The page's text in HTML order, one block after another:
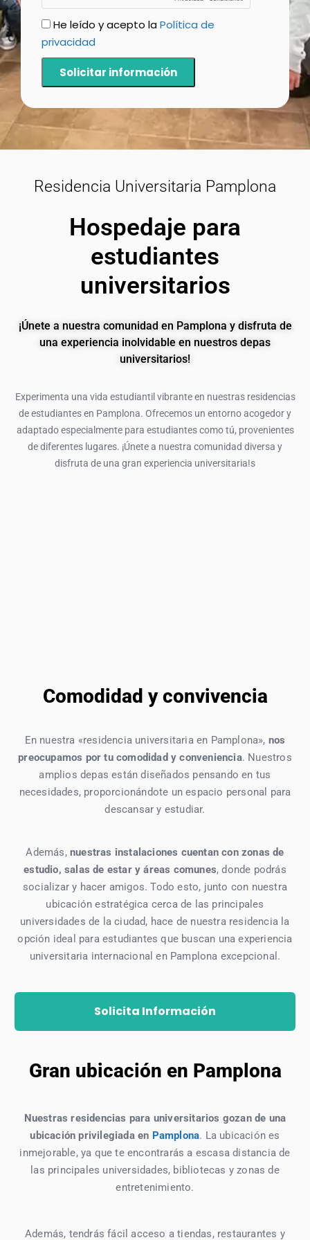
He leído y acepto laPolítica de
privacidad
Solicitar información
Residencia Universitaria Pamplona
Hospedaje para
estudiantes
universitarios
¡Únete a nuestra comunidad en Pamplona y disfruta de
una experiencia inolvidable en nuestros depas
universitarios!
Experimenta una vida estudiantil vibrante en nuestras residencias
de estudiantes en Pamplona. Ofrecemos un entorno acogedor y
adaptado especialmente para estudiantes como tú, provenientes
de diferentes lugares. ¡Únete a nuestra comunidad diversa y
disfruta de una gran experiencia universitaria!s
Comodidad y convivencia
En nuestra «residencia universitaria en Pamplona», nos
preocupamos por tu comodidad y conveniencia. Nuestros
amplios depas están diseñados pensando en tus
necesidades, proporcionándote un espacio personal para
descansar y estudiar.
Además, nuestras instalaciones cuentan con zonas de
estudio, salas de estar y áreas comunes, donde podrás
socializar y hacer amigos. Todo esto, junto con nuestra
ubicación estratégica cerca de las principales
universidades de la ciudad, hace de nuestra residencia la
opción ideal para estudiantes que buscan una experiencia
universitaria internacional en Pamplona excepcional.
Solicita Información
Gran ubicación en Pamplona
Nuestras residencias para universitarios gozan de una
ubicación privilegiada en Pamplona. La ubicación es
inmejorable, ya que te encontrarás a escasa distancia de
las principales universidades, bibliotecas y zonas de
entretenimiento.
Además, tendrás fácil acceso a tiendas, restaurantes y